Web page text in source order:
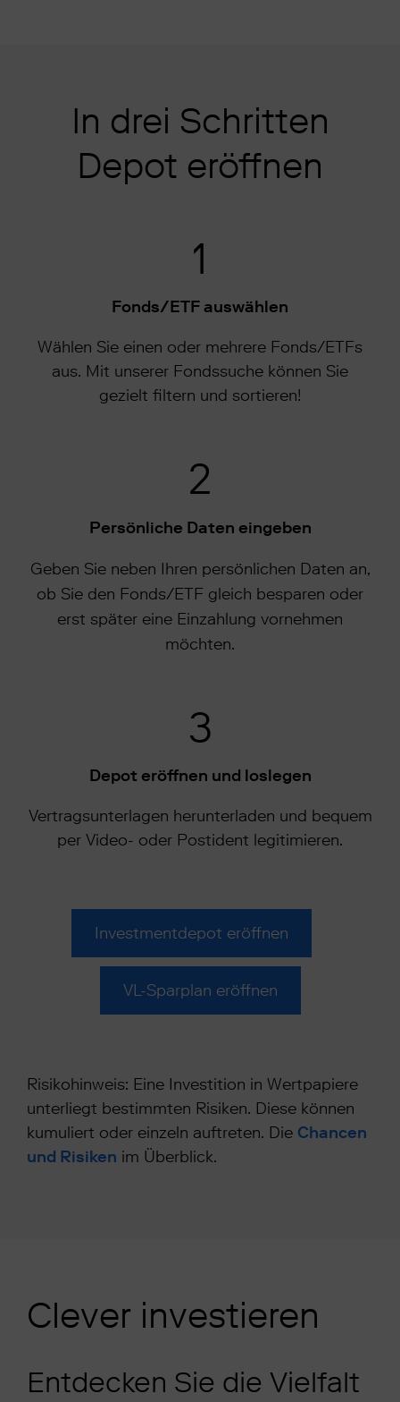
In drei Schritten
Depot eröffnen
1
Fonds/ETF auswählen
Wählen Sie einen oder mehrere Fonds/ETFs
aus. Mit unserer Fondssuche können Sie
gezielt filtern und sortieren!
2
Persönliche Daten eingeben
Geben Sie neben Ihren persönlichen Daten an,
ob Sie den Fonds/ETF gleich besparen oder
erst später eine Einzahlung vornehmen
möchten.
3
Depot eröffnen und loslegen
Vertragsunterlagen herunterladen und bequem
per Video- oder Postident legitimieren.
Investmentdepot eröffnen
VL-Sparplan eröffnen
Risikohinweis: Eine Investition in Wertpapiere
unterliegt bestimmten Risiken. Diese können
kumuliert oder einzeln auftreten. Die Chancen
und Risiken im Überblick.
Clever investieren
Entdecken Sie die Vielfalt